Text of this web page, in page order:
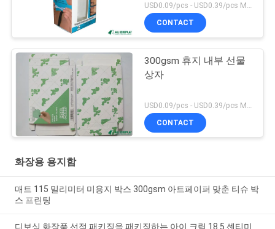
USD0.09/pcs - USD0.39/pcs MOQ:1000PCS
CONTACT
300gsm 휴지 내부 선물
상자
USD0.09/pcs - USD0.39/pcs MOQ:1000PCS
CONTACT
화장용 용지함
매트 115 밀리미터 미용지 박스 300gsm 아트페이퍼 맞춘 티슈 박
스 프린팅
디보싱 화장품 선적 패키징을 패키징하는 아이 크림 18.5 센티미